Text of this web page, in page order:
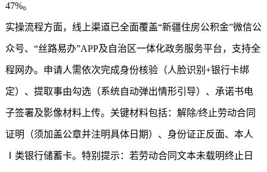
47%。
实操流程方面，线上渠道已全面覆盖“新疆住房公积金”微信公
众号、“丝路易办”APP及自治区一体化政务服务平台，支持全
程网办。申请人需依次完成身份核验（人脸识别+银行卡绑
定）、提取事由勾选（系统自动弹出情形引导）、承诺书电
子签署及影像材料上传。关键材料包括：解除/终止劳动合同
证明（须加盖公章并注明具体日期）、身份证正反面、本人
Ⅰ类银行储蓄卡。特别提示：若劳动合同文本未载明终止日